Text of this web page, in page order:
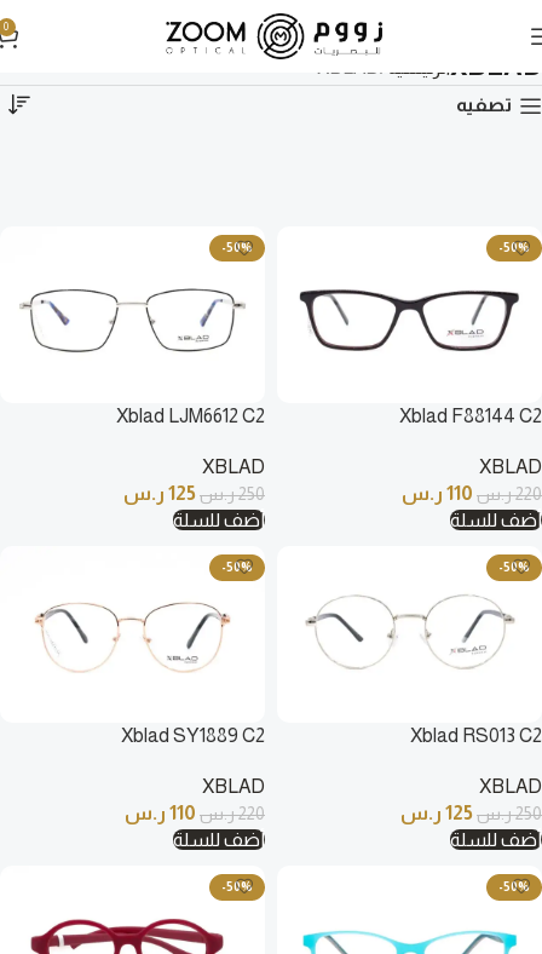
0
XBLAD
تصفيه
-50%
Xblad F88144 C2
XBLAD
220ر.س 110 ر.س
أضف للسلة
-50%
Xblad LJM6612 C2
XBLAD
250ر.س125 ر.س
أضف للسلة
-50%
Xblad RS013 C2
XBLAD
250ر.س125 ر.س
أضف للسلة
-50%
Xblad SY1889 C2
XBLAD
220ر.س 110 ر.س
أضف للسلة
-50%
-50%